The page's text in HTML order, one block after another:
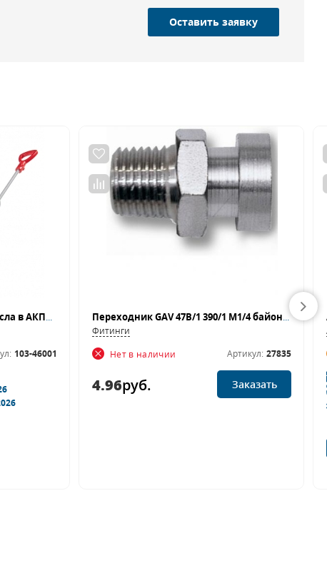
Оставить заявку
Щуп для проверки уровня масла в АКПП Mercedes (722.7) МАСТАК 103-46001
103-46001
Переходник GAV 47B/1 390/1 М1/4 байонет
Фитинги
Нет в наличии
Артикул: 27835
4.96руб. Заказать